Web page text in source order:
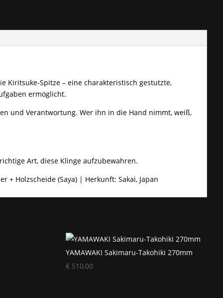
Kiritsuke-Spitze – eine charakteristisch gestutzte,
ermöglicht.
und Verantwortung. Wer ihn in die Hand nimmt, weiß,
Art, diese Klinge aufzubewahren.
Holzscheide (Saya) | Herkunft: Sakai, Japan
YAMAWAKI Sakimaru-Takohiki 270mm
€ 510,00